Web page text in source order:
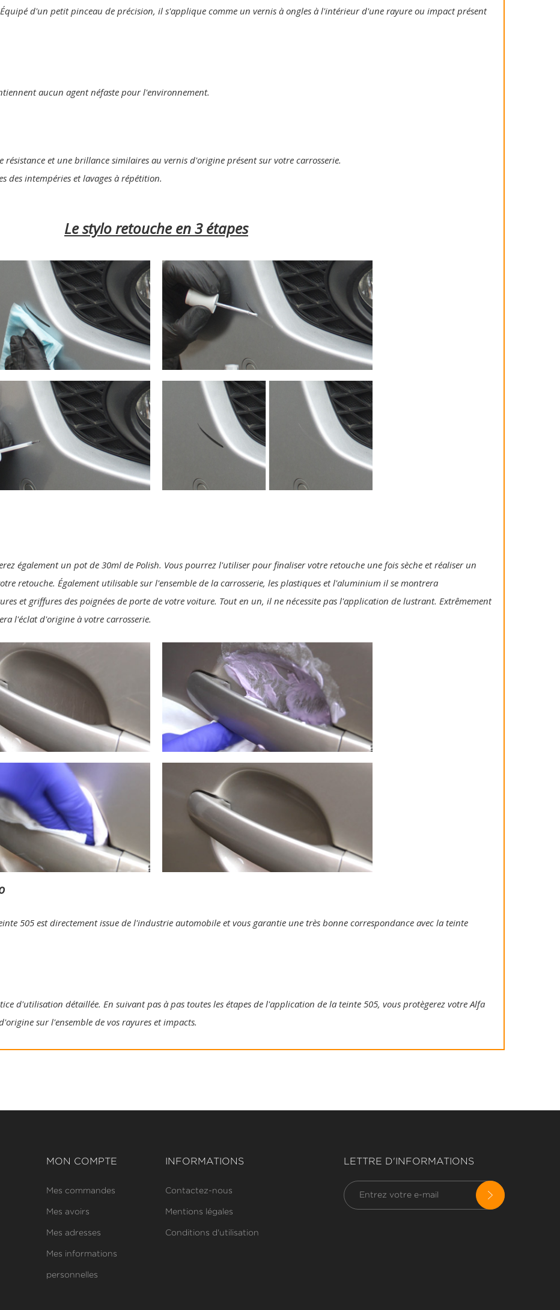
d'un petit pinceau de précision, il s'applique comme un vernis à ongles à l'intérieur d'une rayure ou impact présent
aucun agent néfaste pour l'environnement.
résistance et une brillance similaires au vernis d'origine présent sur votre carrosserie.
des intempéries et lavages à répétition.
Le stylo retouche en 3 étapes
également un pot de 30ml de Polish. Vous pourrez l'utiliser pour finaliser votre retouche une fois sèche et réaliser un
retouche. Également utilisable sur l'ensemble de la carrosserie, les plastiques et l'aluminium il se montrera
et griffures des poignées de porte de votre voiture. Tout en un, il ne nécessite pas l'application de lustrant. Extrêmement
l'éclat d'origine à votre carrosserie.
505 est directement issue de l'industrie automobile et vous garantie une très bonne correspondance avec la teinte
d'utilisation détaillée. En suivant pas à pas toutes les étapes de l'application de la teinte 505, vous protègerez votre Alfa
sur l'ensemble de vos rayures et impacts.
MON COMPTE
Mes commandes
Mes avoirs
Mes adresses
Mes informations
personnelles
INFORMATIONS
Contactez-nous
Mentions légales
Conditions d'utilisation
LETTRE D'INFORMATIONS